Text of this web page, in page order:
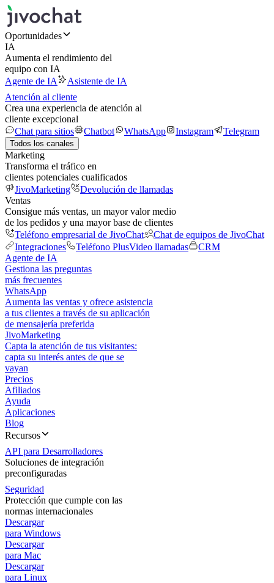
Oportunidades
IA
Aumenta el rendimiento del
equipo con IA
Agente de IA
Asistente de IA
Atención al cliente
Crea una experiencia de atención al
cliente excepcional
Chat para sitios
Chatbot WhatsApp Instagram Telegram
Todos los canales
Marketing
Transforma el tráfico en
clientes potenciales cualificados
JivoMarketing
Devolución de llamadas
Ventas
Consigue más ventas, un mayor valor medio
de los pedidos y una mayor base de clientes
Teléfono empresarial de JivoChat
Chat de equipos de JivoChat
Integraciones
Teléfono PlusVideo llamadas
CRM
Agente de IA
Gestiona las preguntas
más frecuentes
WhatsApp
Aumenta las ventas y ofrece asistencia
a tus clientes a través de su aplicación
de mensajería preferida
JivoMarketing
Capta la atención de tus visitantes:
capta su interés antes de que se
vayan
Precios
Afiliados
Ayuda
Aplicaciones
Blog
Recursos
API para Desarrolladores
Soluciones de integración
preconfiguradas
Seguridad
Protección que cumple con las
normas internacionales
Descargar
para Windows
Descargar
para Mac
Descargar
para Linux